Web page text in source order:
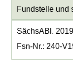
Fundstelle und
SächsABl.
Fsn-Nr.: 240-